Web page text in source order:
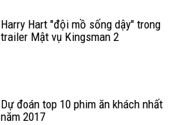
Harry Hart "đội mồ sống dậy" trong
trailer Mật vụ Kingsman 2
Dự đoán top 10 phim ăn khách nhất
năm 2017